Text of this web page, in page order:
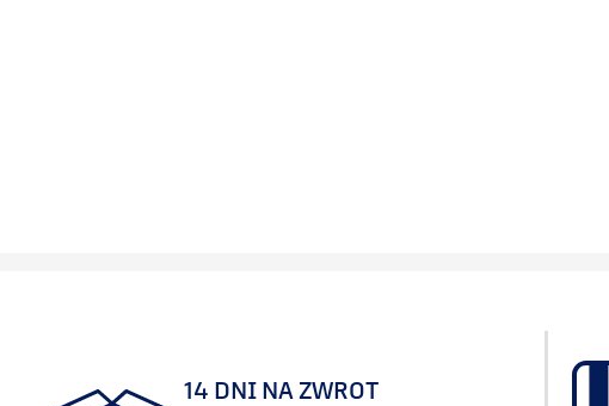
14 DNI NA ZWROT